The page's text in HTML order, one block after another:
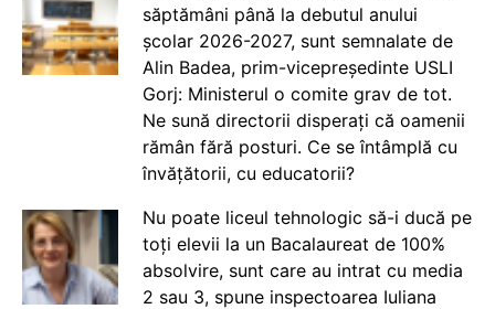
săptămâni până la debutul anului
școlar 2026-2027, sunt semnalate de
Alin Badea, prim-vicepreședinte USLI
Gorj: Ministerul o comite grav de tot.
Ne sună directorii disperați că oamenii
rămân fără posturi. Ce se întâmplă cu
învățătorii, cu educatorii?
Nu poate liceul tehnologic să-i ducă pe
toți elevii la un Bacalaureat de 100%
absolvire, sunt care au intrat cu media
2 sau 3, spune inspectoarea Iuliana